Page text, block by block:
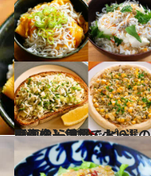
2022.11.19
【画像】手軽でおいしい！ しらすレシピ6選の画像を一気見
グルメ